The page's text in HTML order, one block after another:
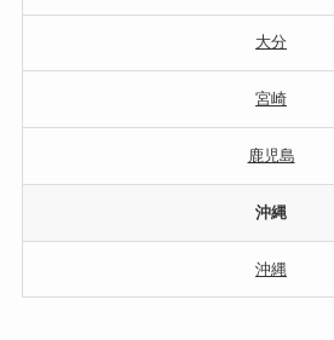
大分
宮崎
鹿児島
沖縄
沖縄